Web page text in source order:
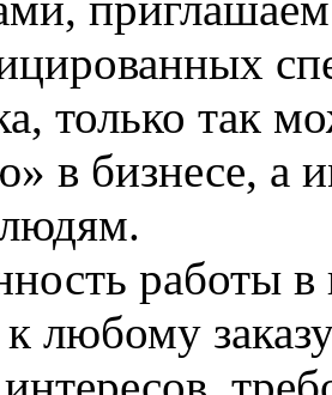
только так
в бизнесе, а
работы
любому